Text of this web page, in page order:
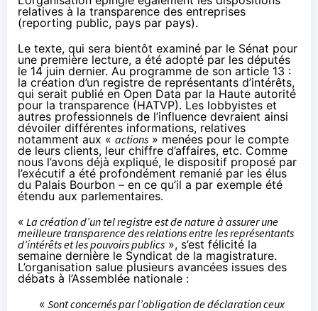
relatives à la transparence des entreprises
(reporting public, pays par pays).
Le texte, qui sera bientôt examiné par le Sénat pour
une première lecture, a été adopté par les députés
le 14 juin dernier. Au programme de son article 13 :
la création d’un registre de représentants d’intérêts,
qui serait publié en Open Data par la Haute autorité
pour la transparence (HATVP). Les lobbyistes et
autres professionnels de l’influence devraient ainsi
dévoiler différentes informations, relatives
notamment aux « actions » menées pour le compte
de leurs clients, leur chiffre d’affaires, etc. Comme
nous l’avons déjà expliqué, le dispositif proposé par
l’exécutif a été profondément remanié par les élus
du Palais Bourbon – en ce qu’il a par exemple été
étendu aux parlementaires.
« La création d’un tel registre est de nature à assurer une
meilleure transparence des relations entre les représentants
d’intérêts et les pouvoirs publics », s’est félicité la
semaine dernière le Syndicat de la magistrature.
L’organisation salue plusieurs avancées issues des
débats à l’Assemblée nationale :
« Sont concernés par l’obligation de déclaration ceux